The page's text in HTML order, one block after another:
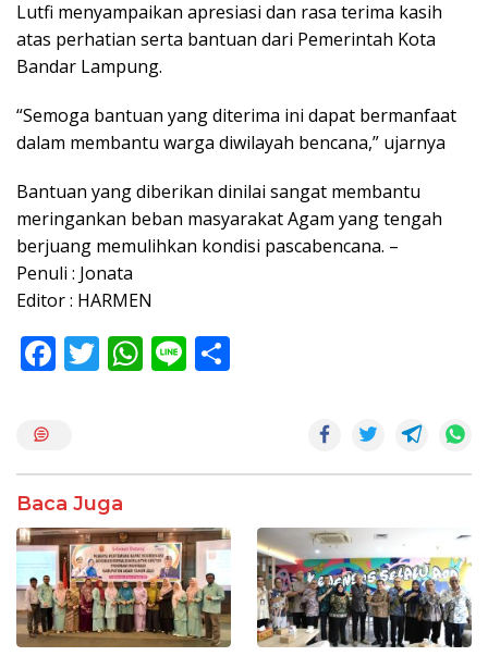
Lutfi menyampaikan apresiasi dan rasa terima kasih
atas perhatian serta bantuan dari Pemerintah Kota
Bandar Lampung.
“Semoga bantuan yang diterima ini dapat bermanfaat
dalam membantu warga diwilayah bencana,” ujarnya
Bantuan yang diberikan dinilai sangat membantu
meringankan beban masyarakat Agam yang tengah
berjuang memulihkan kondisi pascabencana. –
Penuli : Jonata
Editor : HARMEN
F
o
o
k
T W
p
p
Li
Baca Juga